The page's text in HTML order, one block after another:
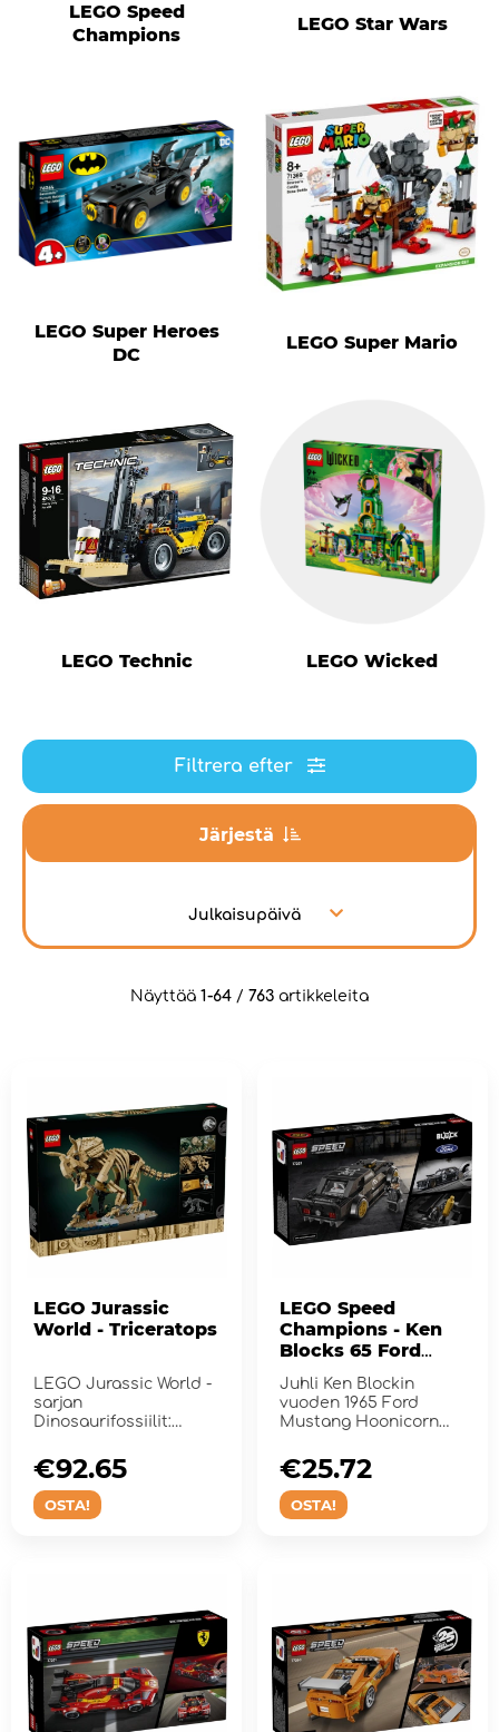
LEGO Speed
Champions
LEGO Star Wars
LEGO Super Heroes
DC
LEGO Super Mario
LEGO Technic LEGO Wicked
Filtrera efter
Järjestä
Julkaisupäivä
Näyttää 1-64 / 763 artikkeleita
LEGO Jurassic
World - Triceratops
LEGO Jurassic World -
sarjan
Dinosaurifossiilit:
OSTA!
€92.65
LEGO Speed
Champions - Ken
Blocks 65 Ford
Mustang
Juhli Ken Blockin
vuoden 1965 Ford
Mustang Hoonicorn
muotoilua ja hev...
OSTA!
€25.72